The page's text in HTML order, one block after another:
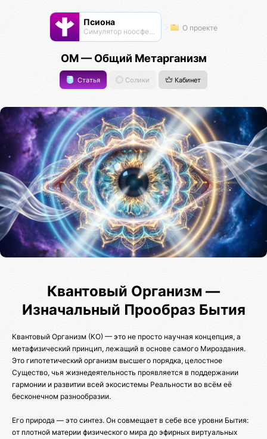
Псиона
Cимулятор ноосферы О проекте
ОМ — Общий Метарганизм
Статья Солики Кабинет
Квантовый Организм —
Изначальный Прообраз Бытия
Квантовый Организм (КО) — это не просто научная концепция, а
метафизический принцип, лежащий в основе самого Мироздания.
Это гипотетический организм высшего порядка, целостное
Существо, чья жизнедеятельность проявляется в поддержании
гармонии и развитии всей экосистемы Реальности во всём её
бесконечном разнообразии.
Его природа — это синтез. Он совмещает в себе все уровни Бытия:
от плотной материи физического мира до эфирных виртуальных